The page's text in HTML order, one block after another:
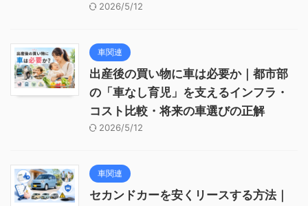
2026/5/12
車関連
出産後の買い物に車は必要か｜都市部
の「車なし育児」を支えるインフラ・
コスト比較・将来の車選びの正解
2026/5/12
車関連
セカンドカーを安くリースする方法｜